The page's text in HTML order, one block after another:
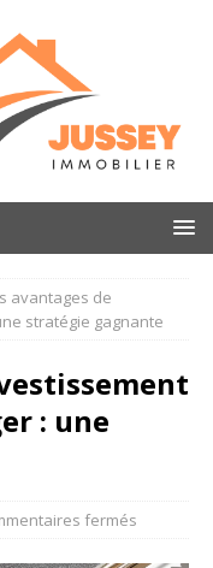
avantages de
stratégie gagnante
: une
fermés